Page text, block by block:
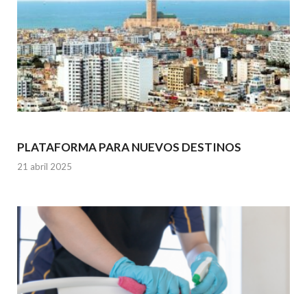
PLATAFORMA PARA NUEVOS DESTINOS
21 abril 2025